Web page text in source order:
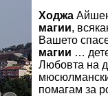
Ходжа
магии,
Вашето
магии …
Любовта на
помагам за